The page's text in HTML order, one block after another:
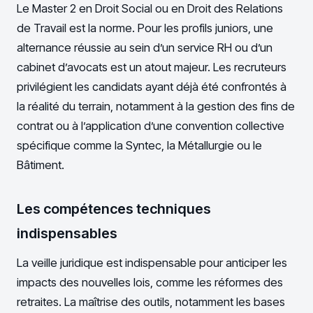
Le Master 2 en Droit Social ou en Droit des Relations
de Travail est la norme. Pour les profils juniors, une
alternance réussie au sein d’un service RH ou d’un
cabinet d’avocats est un atout majeur. Les recruteurs
privilégient les candidats ayant déjà été confrontés à
la réalité du terrain, notamment à la gestion des fins de
contrat ou à l’application d’une convention collective
spécifique comme la Syntec, la Métallurgie ou le
Bâtiment.
Les compétences techniques
indispensables
La veille juridique est indispensable pour anticiper les
impacts des nouvelles lois, comme les réformes des
retraites. La maîtrise des outils, notamment les bases